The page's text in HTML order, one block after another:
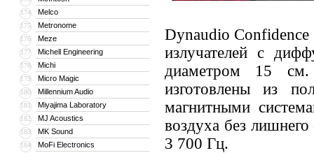
174 Melco
175 Metronome
176 Meze
177 Michell Engineering
178 Michi
179 Micro Magic
180 Millennium Audio
181 Miyajima Laboratory
182 MJ Acoustics
183 MK Sound
184 MoFi Electronics
Dynaudio Confidence
излучателей с
диаметром 15 см.
изготовлены из
магнитными
воздуха без
3 700 Гц.